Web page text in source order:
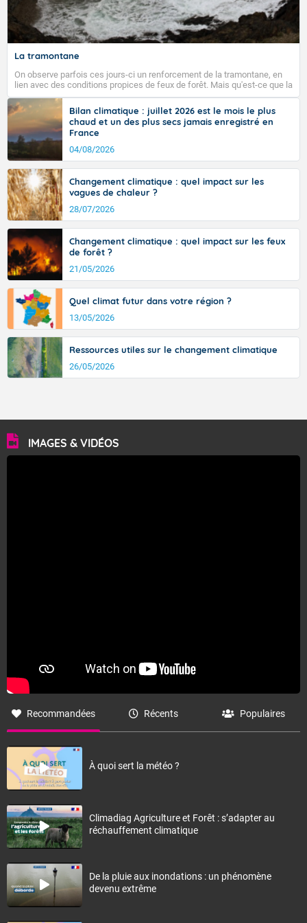
Fermer
La tramontane
On observe parfois ces jours-ci un renforcement de la tramontane, en
lien avec des conditions propices de feux de forêt. Mais qu'est-ce que la
tramontane ? Quelles sont ses caractéristiques ? La tramontane est un
vent turbulent soufflant de secteur nord-ouest à nord, ou ouest à nord-
ouest, dans un secteur qui part du Roussillon à la vallée de l’Aude et à
l’ouest de l’Hérault. L’étymologie de ce vent vient du latin trasmontanus,
signifiant au-delà des monts, en allusion aux régions montagneuses
d’où provient ce vent.
Bilan climatique : juillet 2026 est le mois le plus
chaud et un des plus secs jamais enregistré en
France
04/08/2026
Changement climatique : quel impact sur les
vagues de chaleur ?
28/07/2026
Changement climatique : quel impact sur les feux
de forêt ?
21/05/2026
Quel climat futur dans votre région ?
13/05/2026
Ressources utiles sur le changement climatique
26/05/2026
IMAGES & VIDÉOS
Recommandées Récents Populaires
À quoi sert la météo ?
Climadiag Agriculture et Forêt : s’adapter au
réchauffement climatique
De la pluie aux inondations : un phénomène
devenu extrême